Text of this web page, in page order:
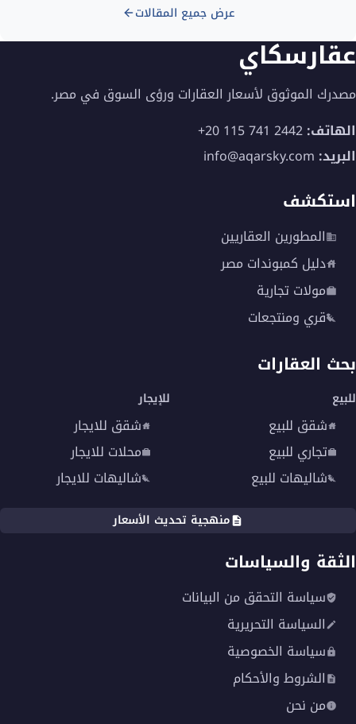
عرض جميع المقالات
عقارسكاي
مصدرك الموثوق لأسعار العقارات ورؤى السوق في مصر.
الهاتف:+20 115 741 2442
البريد: info@aqarsky.com
استكشف
المطورين العقاريين
دليل كمبوندات مصر
مولات تجارية
قري ومنتجعات
بحث العقارات
للبيع
شقق للبيع
تجاري للبيع
شاليهات للبيع
للإيجار
شقق للايجار
محلات للايجار
شاليهات للايجار
منهجية تحديث الأسعار
الثقة والسياسات
سياسة التحقق من البيانات
السياسة التحريرية
سياسة الخصوصية
الشروط والأحكام
من نحن